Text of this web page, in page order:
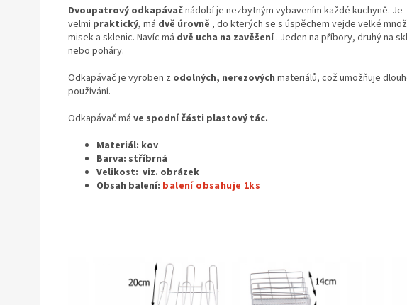
Dvoupatrový odkapávačnádobí je nezbytným vybavením každé kuchyně. Je
velmi praktický, má dvě úrovně , do kterých se s úspěchem vejde velké
misek a sklenic. Navíc má dvě ucha na zavěšení. Jeden na příbory, druhý na
nebo poháry.
Odkapávač je vyroben z odolných, nerezových materiálů, což umožňuje
používání.
Odkapávač má ve spodní části plastový tác.
Materiál: kov
Barva: stříbrná
Velikost: viz. obrázek
Obsah balení: balení obsahuje 1ks